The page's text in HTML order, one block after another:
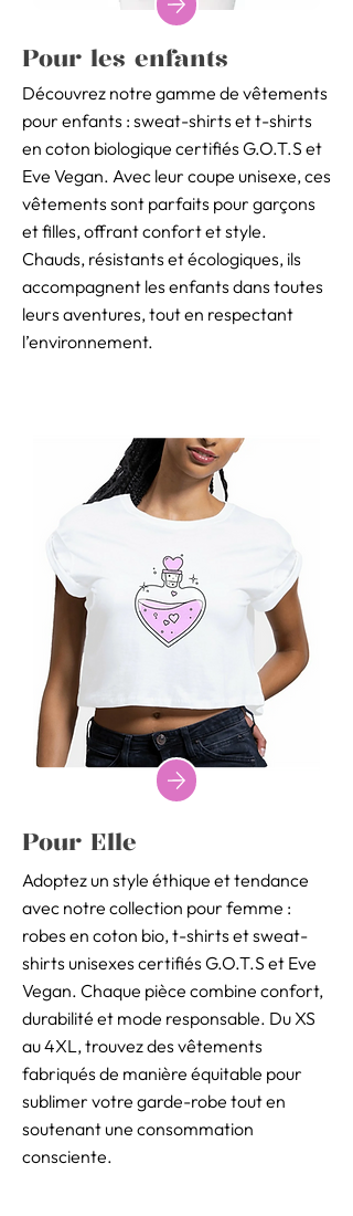
Pour les enfants
Découvrez notre gamme de vêtements
pour enfants : sweat-shirts et t-shirts
en coton biologique certifiés G.O.T.S et
Eve Vegan. Avec leur coupe unisexe, ces
vêtements sont parfaits pour garçons
et filles, offrant confort et style.
Chauds, résistants et écologiques, ils
accompagnent les enfants dans toutes
leurs aventures, tout en respectant
l’environnement.
Pour Elle
Adoptez un style éthique et tendance
avec notre collection pour femme :
robes en coton bio, t-shirts et sweat-
shirts unisexes certifiés G.O.T.S et Eve
Vegan. Chaque pièce combine confort,
durabilité et mode responsable. Du XS
au 4XL, trouvez des vêtements
fabriqués de manière équitable pour
sublimer votre garde-robe tout en
soutenant une consommation
consciente.